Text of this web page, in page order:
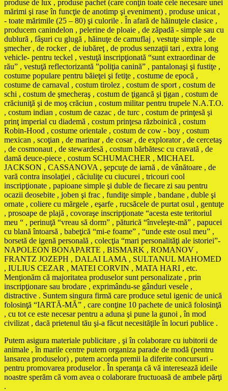
produse de lux , produse pachet (care conţin toate cele necesare unei
mărimi şi rase în funcţie de anotimp şi eveniment) , produse unicat ,
- toate mărimile (25 – 80) şi culorile . În afară de hăinuţele clasice ,
producem canindelon , pelerine de ploaie , de zăpadă - simple sau cu
dublură , fâşuri cu glugă , hăinuţe de camuflaj , vestuţe simple , de
şmecher , de rocker , de iubăreţ , de produs senzaţii tari , extra long
vehicle- pentru teckel , vestuţă inscripţionată “sunt extraordinar de
rău” , vestuţă reflectorizantă ”poliţia canină” , pantalonaşi şi fustiţe ,
costume populare pentru băieţei şi fetiţe , costume de epocă ,
costume de carnaval , costum tirolez , costum de sport , costum de
schi , costum de şmecheraş , costum de ţigancă şi ţigan , costum de
crăciuniţă şi de moş crăciun , costum militar pentru trupele N.A.T.O.
, costum indian , costum de cazac , de turc , costum de prinţesă şi
prinţ imperial cu diademă , costum prinţesa războinică , costum
Robin-Hood , costume orientale , costum de cow - boy , costum
mexican , scoţian , de marinar , de cosar , de explorator , de cercetaş
, de cosmonaut , de stewardesă , costum bărbătesc cu cravată , de
damă deuce-piece , costum SCHUMACHER , MICHAEL
JACKSON , CASSANOVA , şepcuţe de iarnă , de vânătoare , de
vară contra insolaţiei , căciuliţe cu ciucurei , tricouri cool
inscripţionate , papioane simple şi duble de fiecare zi sau pentru
ocazii deosebite , joben şi frac , fundiţe simple , bandane , duble şi
ornate , coliere cu mărgele , eşarfe , rucsăcele de purtat osul , gentuţe
, prosoape de plajă , covoraşe inscripţionate “acesta este teritoriul
meu “ , perinuţă “vreau să dorm” , păturică “înveleşte-mă” , papucei
cu blană întoarsă , babeţică “mi-e foame” , “unde este osul meu” ,
borsetă de igenă personală , colecţia “mari personalităţi ale istoriei”-
NAPOLEON BONAPARTE , BISMARK , ROMANOV ,
FRANTZ JOZEPH , DALAI LAMA , SULTANUL MAHOMED
, IULIUS CEZAR , MATEI CORVIN , MATA HARI , etc.
Menţionăm că majoritatea produselor sunt personalizate , prin
inscripţionare sau brodare , exprimându-se gânduri vesele ,
distractive . Suntem singura firmă care produce setul igenic de unică
folosinţă “IARTĂ-MĂ” , care conţine 10 pachete de unică folosinţă
, cu tot ce este necesar pentru a aduna şi pune la gunoi , în mod
civilizat , dacă prietenul tău şi-a făcut necesităţile în locuri publice .
Putem asigura materiale publicitare , şi în colaborare cu iubitorii de
animale , în marile centre putem organiza parade de modă (pentru
lansarea produselor) , putem acorda premii la diferite concursuri -
pentru promovarea produselor . În speranţa că vă interesează ideile
noastre sperăm că vom avea o colaborare fructuoasă de ambele părţi
.